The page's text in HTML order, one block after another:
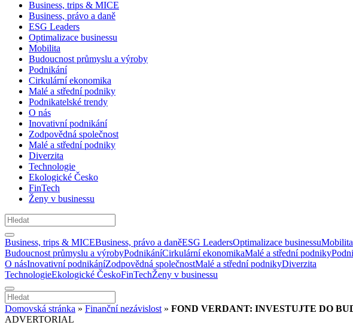
Business, trips & MICE
Business, právo a daně
ESG Leaders
Optimalizace businessu
Mobilita
Budoucnost průmyslu a výroby
Podnikání
Cirkulární ekonomika
Malé a střední podniky
Podnikatelské trendy
O nás
Inovativní podnikání
Zodpovědná společnost
Malé a střední podniky
Diverzita
Technologie
Ekologické Česko
FinTech
Ženy v businessu
Business, trips & MICEBusiness, právo a daněESG LeadersOptimalizace businessuMobilita
Budoucnost průmyslu a výrobyPodnikáníCirkulární ekonomikaMalé a střední podniky
O násInovativní podnikáníZodpovědná společnostMalé a střední podnikyDiverzita
TechnologieEkologické ČeskoFinTechŽeny v businessu
Domovská stránka » Finanční nezávislost » FOND VERDANT: INVESTUJTE DO
ADVERTORIAL